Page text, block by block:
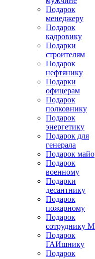
Подарок
менеджеру
Подарок
кадровику
Подарки
строителям
Подарок
нефтянику
Подарки
офицерам
Подарок
полковнику
Подарок
энергетику
Подарок для
генерала
Подарок
Подарок
военному
Подарки
десантнику
Подарок
пожарному
Подарок
сотруднику
Подарок
ГАИшнику
Подарок